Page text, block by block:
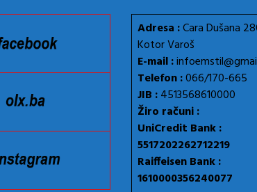
Adresa :Cara Dušana
Kotor Varoš
E-mail :
Telefon :066/170-665
JIB :4513568610000
Žiro računi :
UniCredit Bank :
5517202262712219
Raiffeisen Bank :
1610000356240077